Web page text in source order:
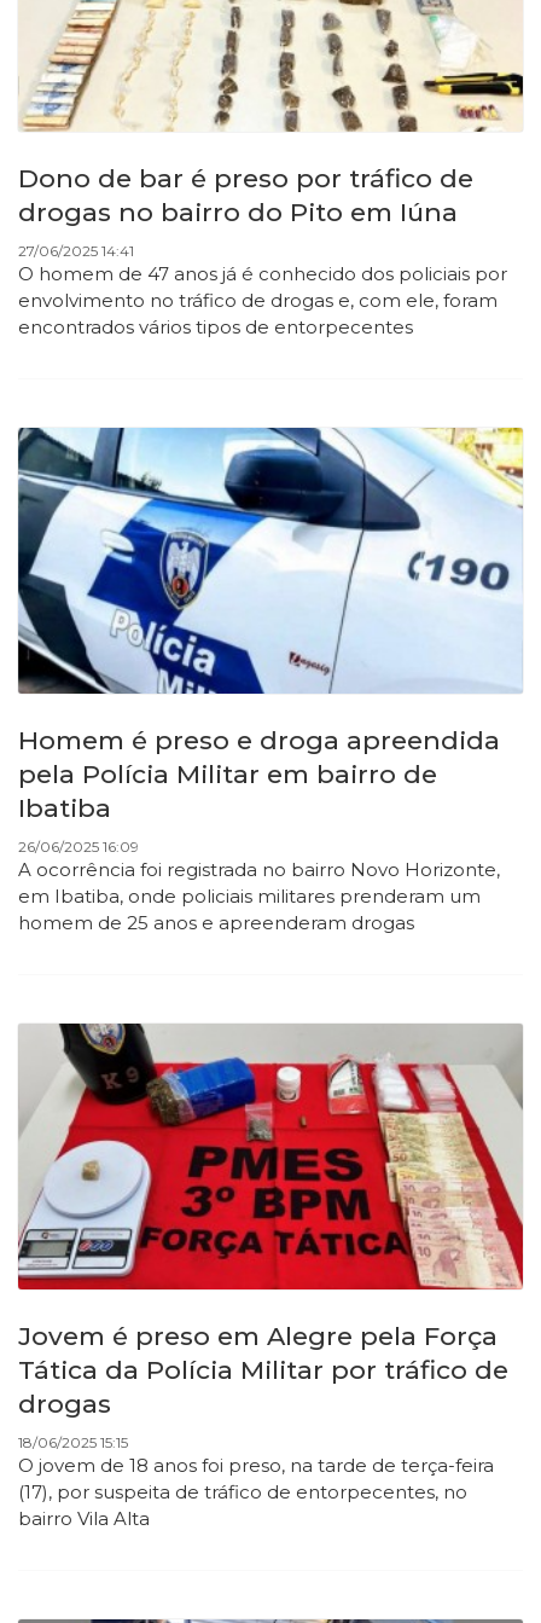
Dono de bar é preso por tráfico de
drogas no bairro do Pito em Iúna
27/06/2025 14:41
O homem de 47 anos já é conhecido dos policiais por
envolvimento no tráfico de drogas e, com ele, foram
encontrados vários tipos de entorpecentes
Homem é preso e droga apreendida
pela Polícia Militar em bairro de
Ibatiba
26/06/2025 16:09
A ocorrência foi registrada no bairro Novo Horizonte,
em Ibatiba, onde policiais militares prenderam um
homem de 25 anos e apreenderam drogas
Jovem é preso em Alegre pela Força
Tática da Polícia Militar por tráfico de
drogas
18/06/2025 15:15
O jovem de 18 anos foi preso, na tarde de terça-feira
(17), por suspeita de tráfico de entorpecentes, no
bairro Vila Alta